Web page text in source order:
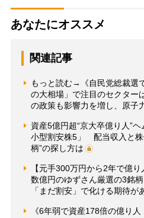
あなたにオススメ
関連記事
もっと読む→《自民党総裁選
の大相場」で注目のセクタ
の政策も影響力を増し、原子
資産5億円超“京大卒億り人”
小型割安株5」 配当収入と株
柄”の探し方は
【元手300万円から2年で億
数億円のゆずさん厳選の3銘
「まだ割安」で化ける期待が
《6年弱で資産178倍の億り